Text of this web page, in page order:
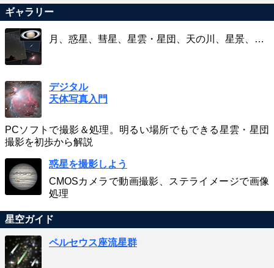
ギャラリー
月、惑星、彗星、星雲・星団、天の川、星景、…
デジタル
天体写真入門
PCソフトで撮影＆処理。明るい場所でもできる星雲・星団
撮影を初歩から解説
惑星を撮影しよう
CMOSカメラで動画撮影、ステライメージで画像
処理
星空ガイド
ペルセウス座流星群